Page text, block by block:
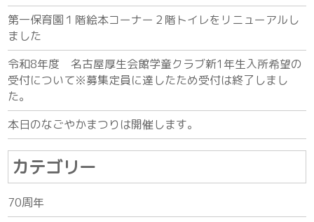
第一保育園１階絵本コーナー２階トイレをリニューアルし
ました
令和8年度 名古屋厚生会館学童クラブ新1年生入所希望の
受付について※募集定員に達したため受付は終了しまし
た。
本日のなごやかまつりは開催します。
カテゴリー
70周年